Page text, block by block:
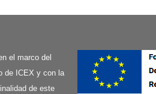
el marco del
de ICEX y con la
de este